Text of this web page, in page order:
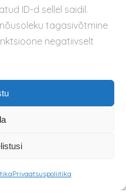
ID-d sellel saidil.
tagasivõtmine
negatiivselt
Privaatsuspoliitika